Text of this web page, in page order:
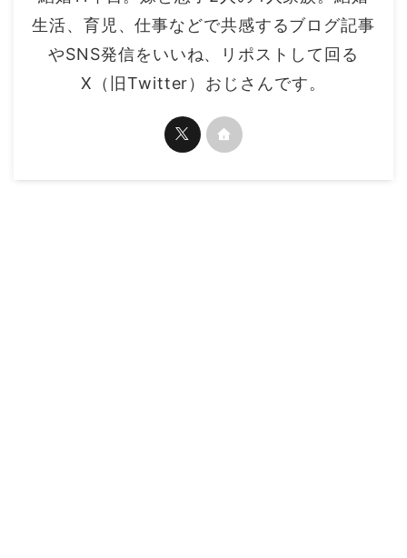
生活、育児、仕事などで共感するブログ記事
やSNS発信をいいね、リポストして回る
X（旧Twitter）おじさんです。